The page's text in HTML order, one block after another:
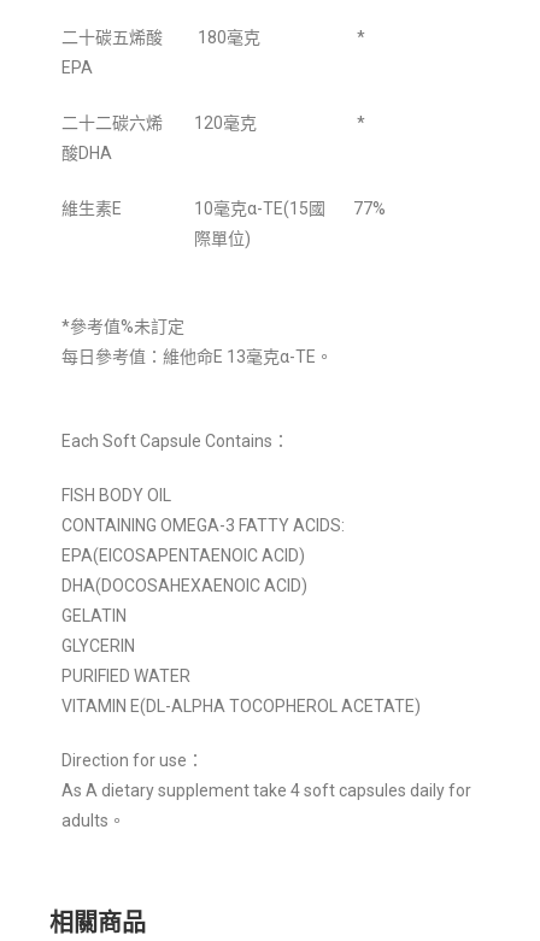
二十碳五烯酸
EPA
180毫克 *
二十二碳六烯
酸DHA
120毫克 *
維生素E
10毫克α-TE(15國
際單位)
77%
*參考值%未訂定
每日參考值：維他命E 13毫克α-TE。
Each Soft Capsule Contains：
FISH BODY OIL
CONTAINING OMEGA-3 FATTY ACIDS:
EPA(EICOSAPENTAENOIC ACID)
DHA(DOCOSAHEXAENOIC ACID)
GELATIN
GLYCERIN
PURIFIED WATER
VITAMIN E(DL-ALPHA TOCOPHEROL ACETATE)
Direction for use：
As A dietary supplement take 4 soft capsules daily for
adults。
相關商品